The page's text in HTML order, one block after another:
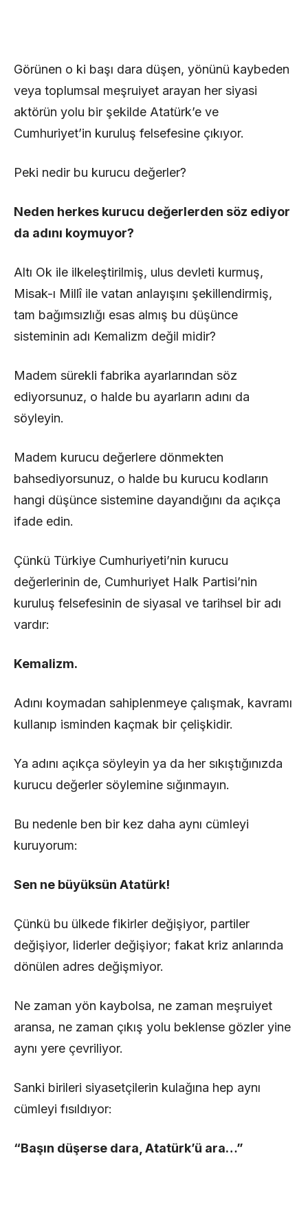
Görünen o ki başı dara düşen, yönünü kaybeden
veya toplumsal meşruiyet arayan her siyasi
aktörün yolu bir şekilde Atatürk’e ve
Cumhuriyet’in kuruluş felsefesine çıkıyor.
Peki nedir bu kurucu değerler?
Neden herkes kurucu değerlerden söz ediyor
da adını koymuyor?
Altı Ok ile ilkeleştirilmiş, ulus devleti kurmuş,
Misak-ı Millî ile vatan anlayışını şekillendirmiş,
tam bağımsızlığı esas almış bu düşünce
sisteminin adı Kemalizm değil midir?
Madem sürekli fabrika ayarlarından söz
ediyorsunuz, o halde bu ayarların adını da
söyleyin.
Madem kurucu değerlere dönmekten
bahsediyorsunuz, o halde bu kurucu kodların
hangi düşünce sistemine dayandığını da açıkça
ifade edin.
Çünkü Türkiye Cumhuriyeti’nin kurucu
değerlerinin de, Cumhuriyet Halk Partisi’nin
kuruluş felsefesinin de siyasal ve tarihsel bir adı
vardır:
Kemalizm.
Adını koymadan sahiplenmeye çalışmak, kavramı
kullanıp isminden kaçmak bir çelişkidir.
Ya adını açıkça söyleyin ya da her sıkıştığınızda
kurucu değerler söylemine sığınmayın.
Bu nedenle ben bir kez daha aynı cümleyi
kuruyorum:
Sen ne büyüksün Atatürk!
Çünkü bu ülkede fikirler değişiyor, partiler
değişiyor, liderler değişiyor; fakat kriz anlarında
dönülen adres değişmiyor.
Ne zaman yön kaybolsa, ne zaman meşruiyet
aransa, ne zaman çıkış yolu beklense gözler yine
aynı yere çevriliyor.
Sanki birileri siyasetçilerin kulağına hep aynı
cümleyi fısıldıyor:
“Başın düşerse dara, Atatürk’ü ara…”